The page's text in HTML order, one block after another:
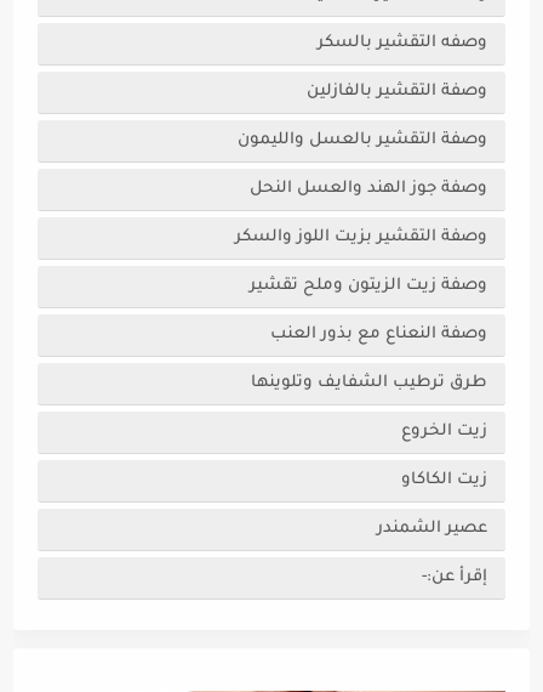
وصفه التقشير بالسكر
وصفة التقشير بالفازلين
وصفة التقشير بالعسل والليمون
وصفة جوز الهند والعسل النحل
وصفة التقشير بزيت اللوز والسكر
وصفة زيت الزيتون وملح تقشير
وصفة النعناع مع بذور العنب
طرق ترطيب الشفايف وتلوينها
زيت الخروع
زيت الكاكاو
عصير الشمندر
إقرأ عن:-